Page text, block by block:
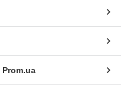
Prom.ua